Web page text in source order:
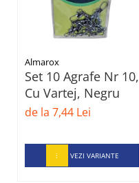
Almarox
Set 10 Agrafe Nr 10,
Cu Vartej, Negru
de la 7,44 Lei
VEZI VARIANTE